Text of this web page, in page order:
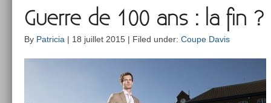
Guerre de 100 ans : la fin ?
By Patricia | 18 juillet 2015 | Filed under: Coupe Davis